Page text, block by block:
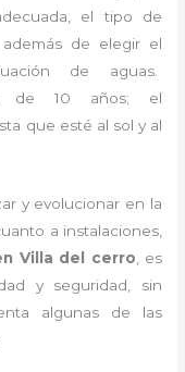
el tipo de
de elegir el
de aguas.
de 10 años; el
que esté al sol y al
y evolucionar en la
a instalaciones,
Villa del cerro , es
y seguridad, sin
algunas de las